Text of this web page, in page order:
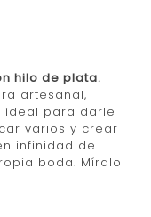
hilo de plata.
artesanal,
ideal para darle
varios y crear
infinidad de
boda. Míralo